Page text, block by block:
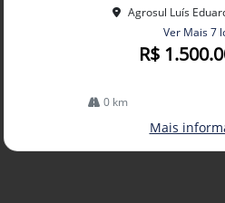
Agrosul Luís
Ver Mais 7
R$
0 km
Mais